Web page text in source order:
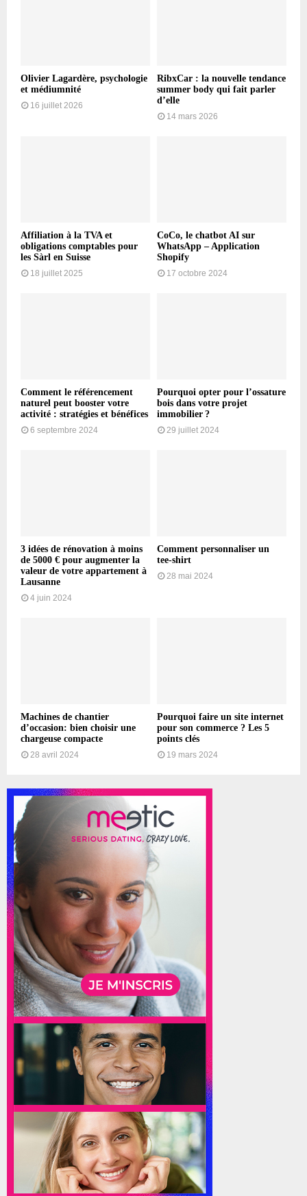
Olivier Lagardère, psychologie
et médiumnité
16 juillet 2026
RibxCar : la nouvelle tendance
summer body qui fait parler
d’elle
14 mars 2026
Affiliation à la TVA et
obligations comptables pour
les Sàrl en Suisse
18 juillet 2025
CoCo, le chatbot AI sur
WhatsApp – Application
Shopify
17 octobre 2024
Comment le référencement
naturel peut booster votre
activité : stratégies et bénéfices
6 septembre 2024
Pourquoi opter pour l’ossature
bois dans votre projet
immobilier ?
29 juillet 2024
3 idées de rénovation à moins
de 5000 € pour augmenter la
valeur de votre appartement à
Lausanne
4 juin 2024
Comment personnaliser un
tee-shirt
28 mai 2024
Machines de chantier
d’occasion: bien choisir une
chargeuse compacte
28 avril 2024
Pourquoi faire un site internet
pour son commerce ? Les 5
points clés
19 mars 2024